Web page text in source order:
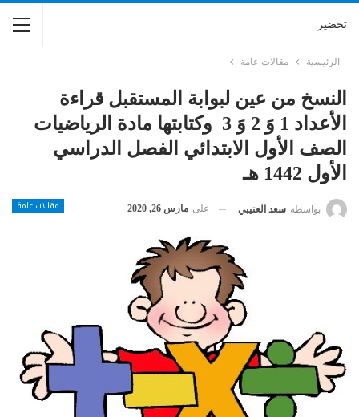
تحضير
الرئيسية مقالات عامة
النسخ من عين لبوابة المستقبل قراءة
الأعداد 1 وَ 2 وَ 3 وكتابتها مادة الرياضيات
الصف الأول الابتدائي الفصل الدراسي
الأول 1442 هـ
مقالات عامة بواسطة سعد العتيبي على مارس 26, 2020